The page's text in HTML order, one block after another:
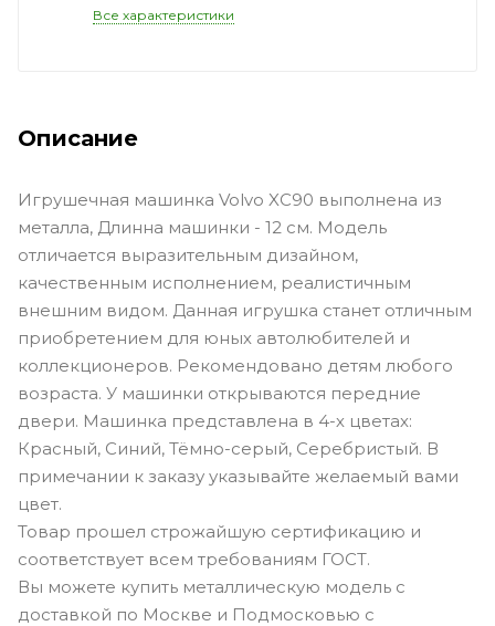
Все характеристики
Описание
Игрушечная машинка Volvo XC90 выполнена из
металла, Длинна машинки - 12 см. Модель
отличается выразительным дизайном,
качественным исполнением, реалистичным
внешним видом. Данная игрушка станет отличным
приобретением для юных автолюбителей и
коллекционеров. Рекомендовано детям любого
возраста. У машинки открываются передние
двери. Машинка представлена в 4-х цветах:
Красный, Синий, Тёмно-серый, Серебристый. В
примечании к заказу указывайте желаемый вами
цвет.
Товар прошел строжайшую сертификацию и
соответствует всем требованиям ГОСТ.
Вы можете купить металлическую модель с
доставкой по Москве и Подмосковью с